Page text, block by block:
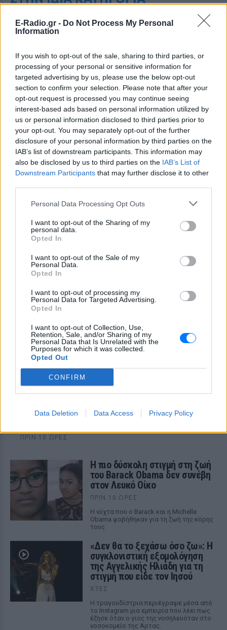
E-Radio.gr - Do Not Process My Personal
Information
If you wish to opt-out of the sale, sharing to third parties, or
processing of your personal or sensitive information for
targeted advertising by us, please use the below opt-out
section to confirm your selection. Please note that after your
opt-out request is processed you may continue seeing
interest-based ads based on personal information utilized by
us or personal information disclosed to third parties prior to
your opt-out. You may separately opt-out of the further
disclosure of your personal information by third parties on the
IAB’s list of downstream participants. This information may
also be disclosed by us to third parties on the IAB’s List of
Downstream Participants that may further disclose it to other
Personal Data Processing Opt Outs
I want to opt-out of the Sharing of my
personal data.
Opted In
I want to opt-out of the Sale of my
Personal Data.
Opted In
I want to opt-out of processing my
Personal Data for Targeted Advertising.
Opted In
I want to opt-out of Collection, Use,
Retention, Sale, and/or Sharing of my
Personal Data that Is Unrelated with the
Purposes for which it was collected.
Opted Out
CONFIRM
Data Deletion Data Access Privacy Policy
Έξαλλη Ιουλία Καλλιμάνη
πλήρωσε με το ίδιο νόμισμα
αυτό;»
ΠΡΙΝ 10 ΏΡΕΣ
Απρόσμενη αντίδραση στη σκηνή από την
Ιουλία Καλλιμάνη: θαμώνας της πετούσε
με δύναμη λουλούδια μαζί με τα πανέρια
και η τραγουδίστρια ανταπέδωσε
αμέσως.
«Τα κάνετε κάφρους και κτήνη
χωρίς ενσυναίσθηση»: Ο Τάσος
Δούσης...δικάζει
ΠΡΙΝ 10 ΏΡΕΣ
Αφορμή στάθηκαν δύο πραγματικά
διακοπών
Μυστική γαμήλια γιορτή για
πασίγνωστο ζευγάρι σε
πολυτελές κτήμα με
Η εκδήλωση διοργανώθηκε με
ζευγαριού
Πού εξαφανίστηκε η Dido; Η τραγουδίστρια
που πούλησε 40 εκ. δίσκους άφησε τη δόξα
Με επιτυχίες όπως τα «Thank You», «White Flag» και τη
ΠΡΙΝ 10 ΏΡΕΣ
Η πιο δύσκολη στιγμή στη ζωή
του Barack Obama δεν συνέβη
στον Λευκό Οίκο
ΠΡΙΝ 10 ΏΡΕΣ
Η νύχτα που ο Barack και η Michelle
Obama φοβήθηκαν για τη ζωή της κόρης
τους
«Δεν θα το ξεχάσω όσο ζω»: Η
συγκλονιστική εξομολόγηση
της Αγγελικής Ηλιάδη για τη
στιγμή που είδε τον Ιησού
ΧΤΕΣ
Η τραγουδίστρια περιέγραψε μέσα από
το Instagram μια εμπειρία που λέει πως
έζησε όταν ο γιος της νοσηλευόταν στο
νοσοκομείο της Αρτας.